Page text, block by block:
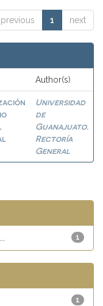
previous 1 next
Author(s)
Universidad
de
Guanajuato.
Rectoría
General
1
1